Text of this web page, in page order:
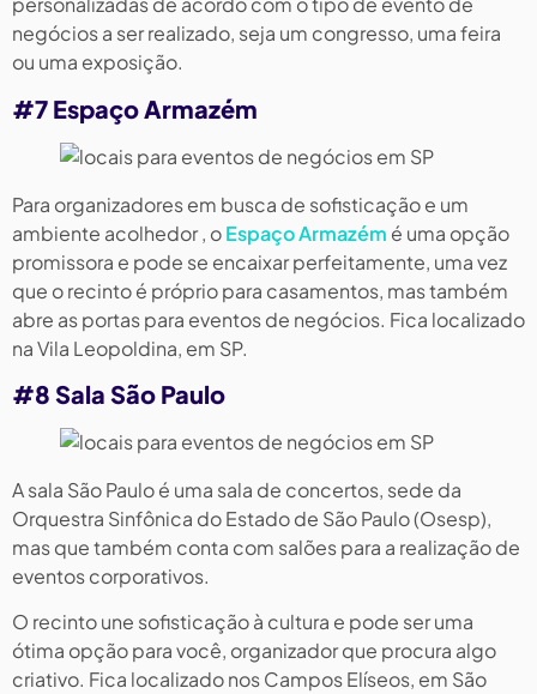
negócios a ser realizado, seja um congresso, uma feira
ou uma exposição.
#7 Espaço Armazém
Para organizadores em busca de sofisticação e um
ambiente acolhedor , oEspaço Armazém é uma opção
promissora e pode se encaixar perfeitamente, uma vez
que o recinto é próprio para casamentos, mas também
abre as portas para eventos de negócios. Fica localizado
na Vila Leopoldina, em SP.
#8 Sala São Paulo
A sala São Paulo é uma sala de concertos, sede da
Orquestra Sinfônica do Estado de São Paulo (Osesp),
mas que também conta com salões para a realização de
eventos corporativos.
O recinto une sofisticação à cultura e pode ser uma
ótima opção para você, organizador que procura algo
criativo. Fica localizado nos Campos Elíseos, em São